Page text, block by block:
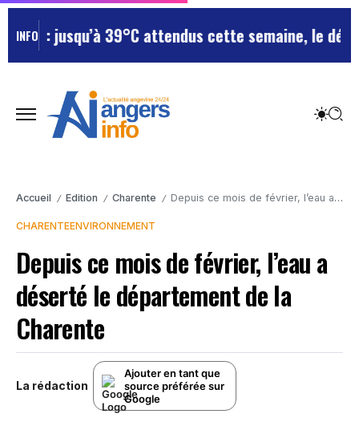
INFO 39°C attendus cette semaine, le
Accueil / Edition / Charente / Depuis ce mois de février, l’eau a déserté le département de la Charente
CHARENTEENVIRONNEMENT
Depuis ce mois de février, l’eau a
déserté le département de la
Charente
La rédaction
Ajouter en tant que
source préférée sur
Google